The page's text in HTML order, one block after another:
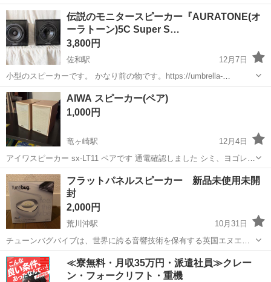
にご相談下さい！ ♪Used beautiful item ❉We also accept inquiries
regarding sh...
茨城 稲敷市 オーディオ Logicool
伝説のモニタースピーカー『AURATONE(オ
ーラトーン)5C Super S…
3,800円
佐和駅
12月7日
小型のスピーカーです。 かなり前の物です。https://umbrella-
company.jp/brand/auratone/ 現行品が91800円で売られています。 片方
のコーン紙が破損し、ペーパーボンドやテープで補修し...
茨城 ひたちなか市 佐和駅
モニタースピーカー
AIWA スピーカー(ペア)
1,000円
竜ヶ崎駅
12月4日
アイワスピーカー sx-LT11 ペアです 通電確認しました シミ、ヨゴレあ
ります 現品確認の上、 ご購入をお願いいたします お取引は、関東鉄
道竜ヶ崎駅前 青い空リサイクルの店内、 平日の 11時～17時の間
で、...
茨城 龍ケ崎市 竜ヶ崎駅 オーディオ AIWA
フラットパネルスピーカー 新品未使用未開
封
2,000円
荒川沖駅
10月31日
チューンバグバイブは、世界に誇る音響技術を保有する英国エヌエッ
クスティー社のテクノロジーを採用し、米国シリコンバレーグローバ
ル社の特許技術による製造されたプロフラットパネルスピーカーシス
テムです。 テーブルや箱など、バイブ...
茨城 稲敷郡 荒川沖駅 オーディオ 英国
≪寮無料・月収35万円・派遣社員≫クレー
ン・フォークリフト・重機